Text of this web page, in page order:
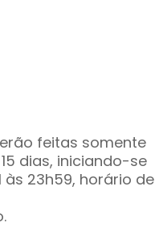
feitas somente
dias, iniciando-se
às 23h59, horário de